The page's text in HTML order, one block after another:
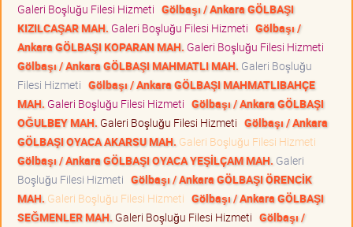
Galeri Boşluğu Filesi Hizmeti Gölbaşı / Ankara GÖLBAŞI
KIZILCAŞAR MAH. Galeri Boşluğu Filesi Hizmeti Gölbaşı /
Ankara GÖLBAŞI KOPARAN MAH. Galeri Boşluğu Filesi Hizmeti
Gölbaşı / Ankara GÖLBAŞI MAHMATLI MAH. Galeri Boşluğu
Filesi Hizmeti Gölbaşı / Ankara GÖLBAŞI MAHMATLIBAHÇE
MAH. Galeri Boşluğu Filesi Hizmeti Gölbaşı / Ankara GÖLBAŞI
OĞULBEY MAH. Galeri Boşluğu Filesi Hizmeti Gölbaşı / Ankara
GÖLBAŞI OYACA AKARSU MAH. Galeri Boşluğu Filesi Hizmeti
Gölbaşı / Ankara GÖLBAŞI OYACA YEŞİLÇAM MAH. Galeri
Boşluğu Filesi Hizmeti Gölbaşı / Ankara GÖLBAŞI ÖRENCİK
MAH. Galeri Boşluğu Filesi Hizmeti Gölbaşı / Ankara GÖLBAŞI
SEĞMENLER MAH. Galeri Boşluğu Filesi Hizmeti Gölbaşı /